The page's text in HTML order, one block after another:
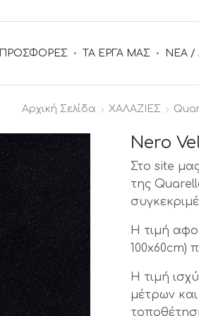
ΠΡΟΣΦΟΡΕΣ ΤΑ ΕΡΓΑ ΜΑΣ ΝΕΑ /
Αρχική Σελίδα ΧΑΛΑΖΙΕΣ
Nero
Στο site
της
Η τιμή
100x60cm)
Η τιμή
μέτρων